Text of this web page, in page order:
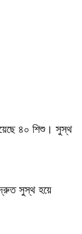
৪০ শিশু। সুস্থ
দ্রুত সুস্থ হয়ে